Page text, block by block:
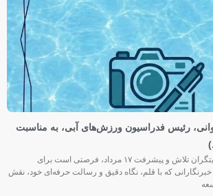
رئیس فدراسیون ورزش‌های آبی، به مناسبت
خبرنگاران؛ راویان آب، روایتگران تلاش و پیشرفت ۱۷ مرداد، فرصتی است برای
که با قلم، نگاه دقیق و رسالت حرفه‌ای خود، نقش